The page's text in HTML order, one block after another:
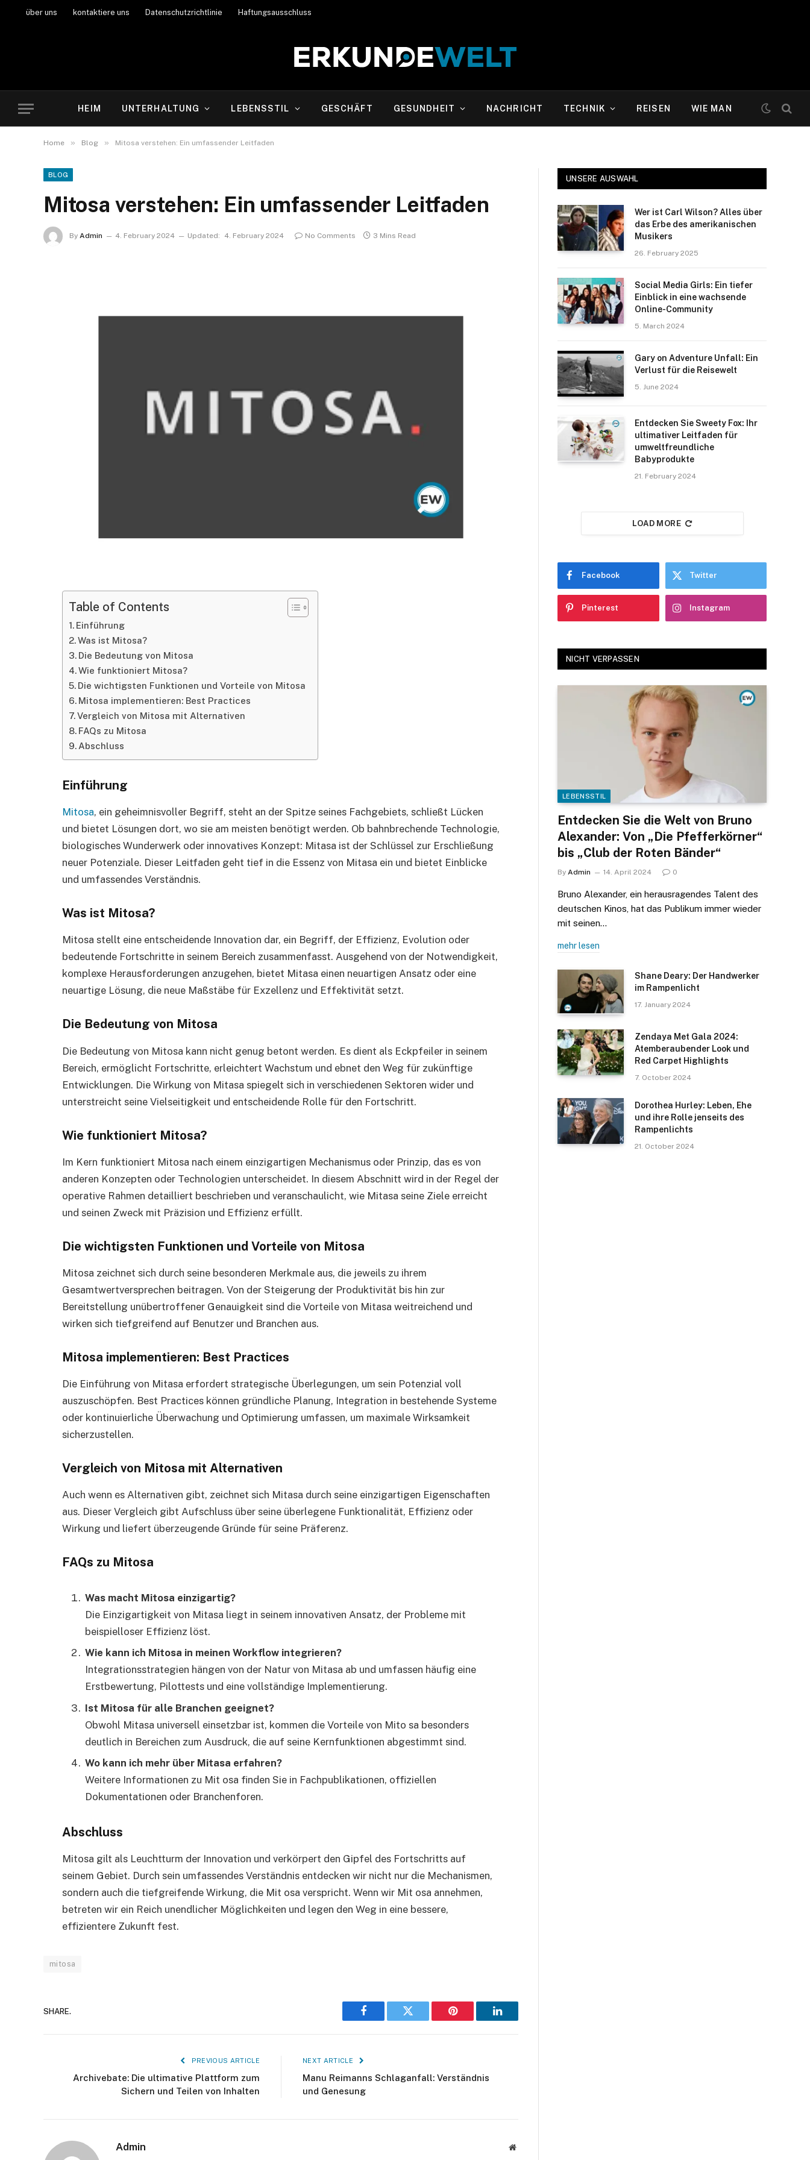
über uns kontaktiere uns Datenschutzrichtlinie Haftungsausschluss
HEIM UNTERHALTUNG LEBENSSTIL GESCHÄFT GESUNDHEIT NACHRICHT TECHNIK REISEN WIE MAN
Home » Blog » Mitosa verstehen: Ein umfassender Leitfaden
BLOG
Mitosa verstehen: Ein umfassender Leitfaden
By Admin 4. February 2024 Updated: 4. February 2024 No Comments 3 Mins Read
Table of Contents
Einführung
Was ist Mitosa?
Die Bedeutung von Mitosa
Wie funktioniert Mitosa?
Die wichtigsten Funktionen und Vorteile von Mitosa
Mitosa implementieren: Best Practices
Vergleich von Mitosa mit Alternativen
FAQs zu Mitosa
Abschluss
Einführung
Mitosa, ein geheimnisvoller Begriff, steht an der Spitze seines Fachgebiets, schließt Lücken
und bietet Lösungen dort, wo sie am meisten benötigt werden. Ob bahnbrechende Technologie,
biologisches Wunderwerk oder innovatives Konzept: Mitasa ist der Schlüssel zur Erschließung
neuer Potenziale. Dieser Leitfaden geht tief in die Essenz von Mitasa ein und bietet Einblicke
und umfassendes Verständnis.
Was ist Mitosa?
Mitosa stellt eine entscheidende Innovation dar, ein Begriff, der Effizienz, Evolution oder
bedeutende Fortschritte in seinem Bereich zusammenfasst. Ausgehend von der Notwendigkeit,
komplexe Herausforderungen anzugehen, bietet Mitasa einen neuartigen Ansatz oder eine
neuartige Lösung, die neue Maßstäbe für Exzellenz und Effektivität setzt.
Die Bedeutung von Mitosa
Die Bedeutung von Mitosa kann nicht genug betont werden. Es dient als Eckpfeiler in seinem
Bereich, ermöglicht Fortschritte, erleichtert Wachstum und ebnet den Weg für zukünftige
Entwicklungen. Die Wirkung von Mitasa spiegelt sich in verschiedenen Sektoren wider und
unterstreicht seine Vielseitigkeit und entscheidende Rolle für den Fortschritt.
Wie funktioniert Mitosa?
Im Kern funktioniert Mitosa nach einem einzigartigen Mechanismus oder Prinzip, das es von
anderen Konzepten oder Technologien unterscheidet. In diesem Abschnitt wird in der Regel der
operative Rahmen detailliert beschrieben und veranschaulicht, wie Mitasa seine Ziele erreicht
und seinen Zweck mit Präzision und Effizienz erfüllt.
Die wichtigsten Funktionen und Vorteile von Mitosa
Mitosa zeichnet sich durch seine besonderen Merkmale aus, die jeweils zu ihrem
Gesamtwertversprechen beitragen. Von der Steigerung der Produktivität bis hin zur
Bereitstellung unübertroffener Genauigkeit sind die Vorteile von Mitasa weitreichend und
wirken sich tiefgreifend auf Benutzer und Branchen aus.
Mitosa implementieren: Best Practices
Die Einführung von Mitasa erfordert strategische Überlegungen, um sein Potenzial voll
auszuschöpfen. Best Practices können gründliche Planung, Integration in bestehende Systeme
oder kontinuierliche Überwachung und Optimierung umfassen, um maximale Wirksamkeit
sicherzustellen.
Vergleich von Mitosa mit Alternativen
Auch wenn es Alternativen gibt, zeichnet sich Mitasa durch seine einzigartigen Eigenschaften
aus. Dieser Vergleich gibt Aufschluss über seine überlegene Funktionalität, Effizienz oder
Wirkung und liefert überzeugende Gründe für seine Präferenz.
FAQs zu Mitosa
Was macht Mitosa einzigartig?
Die Einzigartigkeit von Mitasa liegt in seinem innovativen Ansatz, der Probleme mit
beispielloser Effizienz löst.
Wie kann ich Mitosa in meinen Workflow integrieren?
Integrationsstrategien hängen von der Natur von Mitasa ab und umfassen häufig eine
Erstbewertung, Pilottests und eine vollständige Implementierung.
Ist Mitosa für alle Branchen geeignet?
Obwohl Mitasa universell einsetzbar ist, kommen die Vorteile von Mito sa besonders
deutlich in Bereichen zum Ausdruck, die auf seine Kernfunktionen abgestimmt sind.
Wo kann ich mehr über Mitasa erfahren?
Weitere Informationen zu Mit osa finden Sie in Fachpublikationen, offiziellen
Dokumentationen oder Branchenforen.
Abschluss
Mitosa gilt als Leuchtturm der Innovation und verkörpert den Gipfel des Fortschritts auf
seinem Gebiet. Durch sein umfassendes Verständnis entdecken wir nicht nur die Mechanismen,
sondern auch die tiefgreifende Wirkung, die Mit osa verspricht. Wenn wir Mit osa annehmen,
betreten wir ein Reich unendlicher Möglichkeiten und legen den Weg in eine bessere,
effizientere Zukunft fest.
mitosa
SHARE.
Facebook Twitter Pinterest LinkedIn
PREVIOUS ARTICLE
Archivebate: Die ultimative Plattform zum
Sichern und Teilen von Inhalten
NEXT ARTICLE
Manu Reimanns Schlaganfall: Verständnis
und Genesung
Admin Website
UNSERE AUSWAHL
Wer ist Carl Wilson? Alles über
das Erbe des amerikanischen
Musikers
26. February 2025
Social Media Girls: Ein tiefer
Einblick in eine wachsende
Online-Community
5. March 2024
Gary on Adventure Unfall: Ein
Verlust für die Reisewelt
5. June 2024
Entdecken Sie Sweety Fox: Ihr
ultimativer Leitfaden für
umweltfreundliche
Babyprodukte
21. February 2024
LOAD MORE
Facebook Twitter
Pinterest Instagram
NICHT VERPASSEN
LEBENSSTIL
Entdecken Sie die Welt von Bruno
Alexander: Von „Die Pfefferkörner“
bis „Club der Roten Bänder“
By Admin 14. April 2024 0
Bruno Alexander, ein herausragendes Talent des
deutschen Kinos, hat das Publikum immer wieder
mit seinen…
mehr lesen
Shane Deary: Der Handwerker
im Rampenlicht
17. January 2024
Zendaya Met Gala 2024:
Atemberaubender Look und
Red Carpet Highlights
7. October 2024
Dorothea Hurley: Leben, Ehe
und ihre Rolle jenseits des
Rampenlichts
21. October 2024